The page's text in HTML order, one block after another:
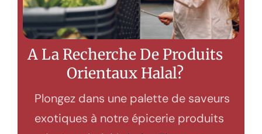
A La Recherche De Produits
Orientaux Halal?
Plongez dans une palette de saveurs
exotiques à notre épicerie produits